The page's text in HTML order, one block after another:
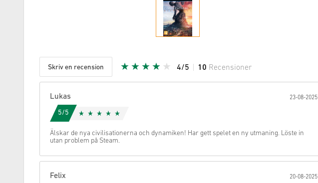
Skriv en recension 4/5 10 Recensioner
Lukas 23-08-2025
5/5
Älskar de nya civilisationerna och dynamiken! Har gett spelet en ny utmaning. Löste in
utan problem på Steam.
Felix 20-08-2025